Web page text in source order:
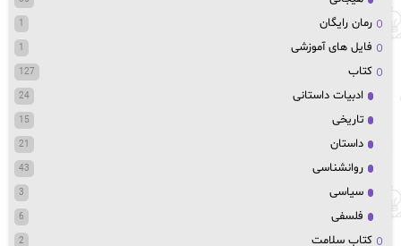
رمان رایگان 1
فایل های آموزشی 1
کتاب 127
ادبیات داستانی 24
تاریخی 15
داستان 21
روانشناسی 43
سیاسی 3
فلسفی 6
کتاب سلامت 2